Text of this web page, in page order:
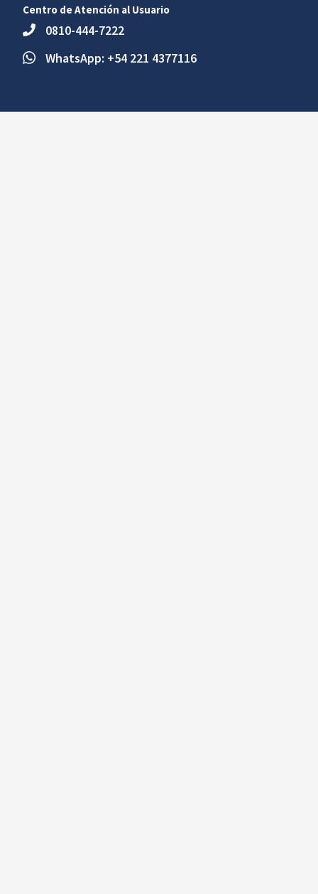
Centro de Atención al Usuario
0810-444-7222
WhatsApp: +54 221 4377116